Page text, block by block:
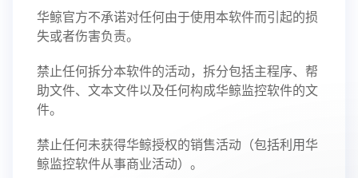
华鲸官方不承诺对任何由于使用本软件而引起的损
失或者伤害负责。
禁止任何拆分本软件的活动，拆分包括主程序、帮
助文件、文本文件以及任何构成华鲸监控软件的文
件。
禁止任何未获得华鲸授权的销售活动（包括利用华
鲸监控软件从事商业活动）。